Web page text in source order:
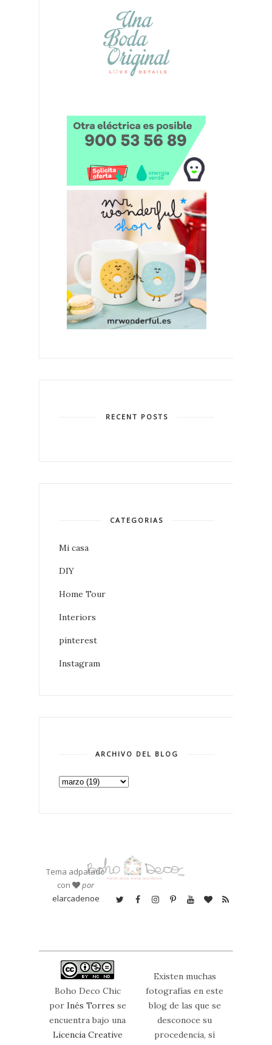
RECENT POSTS
CATEGORIAS
Mi casa
DIY
Home Tour
Interiors
pinterest
Instagram
ARCHIVO DEL BLOG
Tema adpatado
con
por
elarcadenoe
Boho Deco Chic
por Inés Torres se
encuentra bajo una
Licencia Creative
Existen muchas
fotografías en este
blog de las que se
desconoce su
procedencia, sí